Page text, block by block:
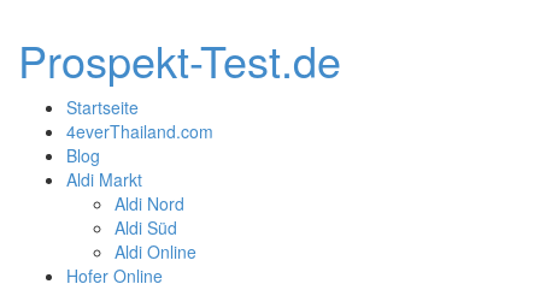
Prospekt-Test.de
Startseite
4everThailand.com
Blog
Aldi Markt
Aldi Nord
Aldi Süd
Aldi Online
Hofer Online